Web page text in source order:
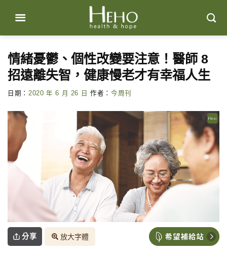
content
情緒憂鬱、個性改變要注意！醫師 8
招遠離失智，健康慢老才有幸福人生
日期： 2020 年 6 月 26 日 作者： 今周刊
分享 放大字體